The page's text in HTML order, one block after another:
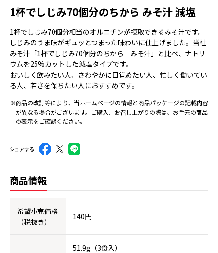
1杯でしじみ70個分のちから みそ汁 減塩
1杯でしじみ70個分相当のオルニチンが摂取できるみそ汁です。
しじみのうま味がギュッとつまった味わいに仕上げました。当社
みそ汁「1杯でしじみ70個分のちから みそ汁」と比べ、ナトリ
ウムを25%カットした減塩タイプです。
おいしく飲みたい人、さわやかに目覚めたい人、忙しく働いてい
る人、若さを保ちたい人におすすめです。
※商品の改訂等により、当ホームページの情報と商品パッケージの記載内容
が異なる場合がございます。ご購入、お召し上がりの際は、お手元の商品
の表示をご確認ください。
シェアする
商品情報
希望小売価格
（税抜き）
140円
51.9g（3食入）